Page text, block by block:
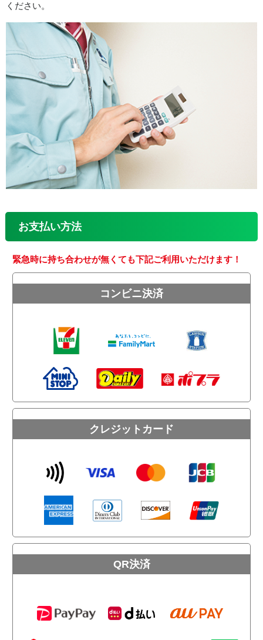
ください。
お支払い方法
緊急時に持ち合わせが無くても下記ご利用いただけます！
コンビニ決済
クレジットカード
QR決済